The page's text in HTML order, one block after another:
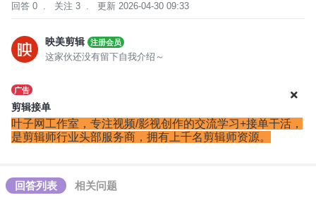
回答 0 . 关注 3 . 更新 2026-04-30 09:33
映美剪辑 注册会员
这家伙还没有留下自我介绍～
剪辑接单
叶子网工作室，‌‌专注视频/影视创作的交流学习+接单干活，
是剪辑师行业头部服务商，拥有上千名剪辑师资源。
广告
回答列表 相关问题